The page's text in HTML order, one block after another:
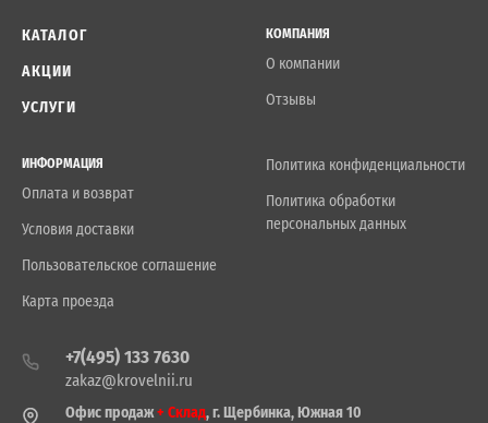
КАТАЛОГ
АКЦИИ
УСЛУГИ
КОМПАНИЯ
О компании
Отзывы
ИНФОРМАЦИЯ
Оплата и возврат
Условия доставки
Пользовательское соглашение
Карта проезда
Политика конфиденциальности
Политика обработки
персональных данных
+7(495) 133 7630
zakaz@krovelnii.ru
Офис продаж+ Склад, г. Щербинка, Южная 10